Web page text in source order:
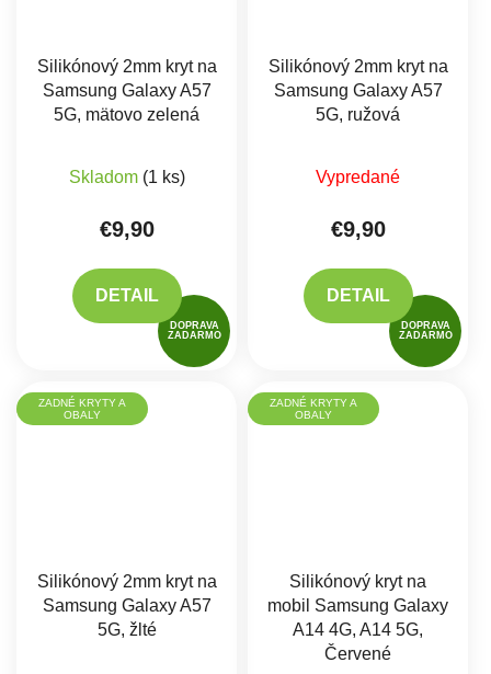
DOPRAVA
ZADARMO
Silikónový 2mm kryt na
Samsung Galaxy A57
5G, mätovo zelená
Skladom (1 ks)
€9,90
DETAIL
DOPRAVA
ZADARMO
Silikónový 2mm kryt na
Samsung Galaxy A57
5G, ružová
Vypredané
€9,90
DETAIL
ZADNÉ KRYTY A
OBALY
Silikónový 2mm kryt na
Samsung Galaxy A57
5G, žlté
ZADNÉ KRYTY A
OBALY
Silikónový kryt na
mobil Samsung Galaxy
A14 4G, A14 5G,
Červené